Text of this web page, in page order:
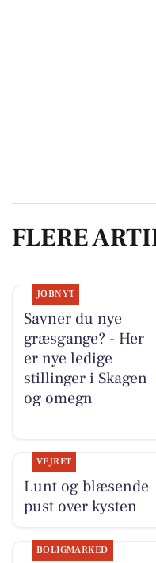
FLERE
JOBNYT
Savner du nye
græsgange? - Her
er nye ledige
stillinger i Skagen
og omegn
VEJRET
Lunt og blæsende
pust over kysten
BOLIGMARKED